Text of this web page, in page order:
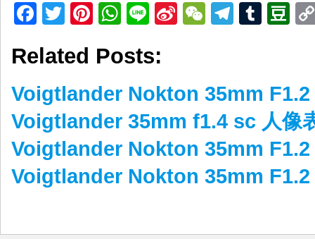
Facebook
TwitterPinterest
WhatsApp
LineSinaWeChat
Related Posts:
Voigtlander Nokton 35mm F1.2
Voigtlander 35mm f1.4 sc 人像
Voigtlander Nokton 35mm F1.2
Voigtlander Nokton 35mm F1.2